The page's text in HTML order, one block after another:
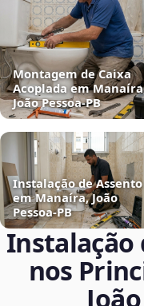
Montagem de Caixa
Acoplada em
João Pessoa‑PB
Instalação de Assento
em Manaíra, João
Pessoa‑PB
Instalação
nos